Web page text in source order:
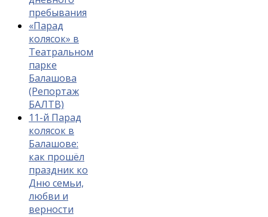
пребывания
«Парад
колясок» в
Театральном
парке
Балашова
(Репортаж
БАЛТВ)
11-й Парад
колясок в
Балашове:
как прошёл
праздник ко
Дню семьи,
любви и
верности